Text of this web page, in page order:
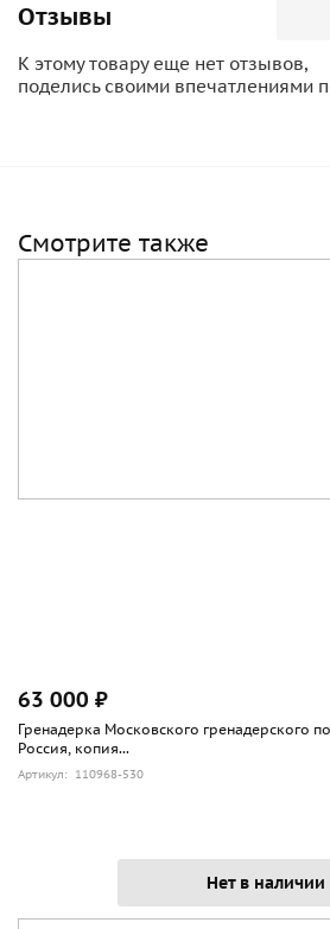
Отзывы
К этому товару еще нет отзывов,
поделись своими впечатлениями
Смотрите также
63 000 ₽
Гренадерка Московского гренадерского
Россия, копия...
Артикул: 110968-530
Нет в наличии